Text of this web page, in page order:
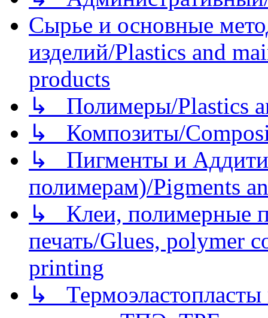
Сырье и основные
изделий/Plastics and
products
↳ Полимеры/Plastics
↳ Композиты/
↳ Пигменты и
полимерам)/Pigments
↳ Клеи, полимерные
печать/Glues, polymer
printing
↳